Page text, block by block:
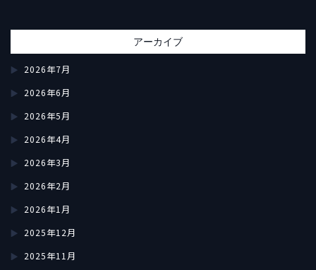
アーカイブ
2026年7月
2026年6月
2026年5月
2026年4月
2026年3月
2026年2月
2026年1月
2025年12月
2025年11月